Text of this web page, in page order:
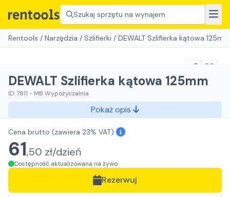
Szukaj sprzętu na wynajem
Rentools / Narzędzia / Szlifierki / DEWALT Szlifierka kątowa 125mm
DEWALT Szlifierka kątowa 125mm
ID:7811 - MB Wypożyczalnia
Pokaż opis
Cena brutto (zawiera 23% VAT)
61,50 zł/dzień
Dostępność aktualizowana na żywo
Rezerwuj